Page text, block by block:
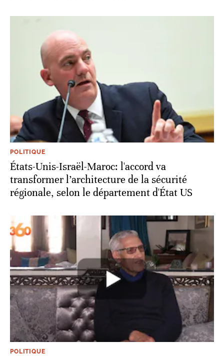
POLITIQUE
États-Unis-Israël-Maroc: l'accord va
transformer l’architecture de la sécurité
régionale, selon le département d'État US
POLITIQUE